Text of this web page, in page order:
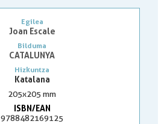
Egilea
Joan Escale
Bilduma
CATALUNYA
Hizkuntza
Katalana
205x205 mm
ISBN/EAN
9788482169125